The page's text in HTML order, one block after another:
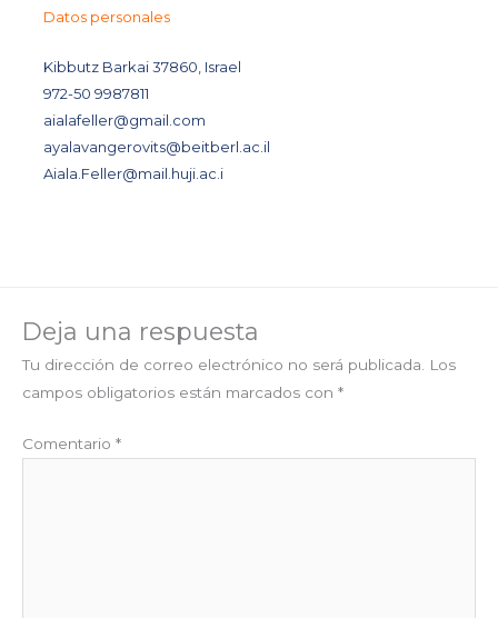
Datos personales
Kibbutz Barkai 37860, Israel
972-50 9987811
aialafeller@gmail.com
ayalavangerovits@beitberl.ac.il
Aiala.Feller@mail.huji.ac.i
Deja una respuesta
Tu dirección de correo electrónico no será publicada. Los
campos obligatorios están marcados con *
Comentario *